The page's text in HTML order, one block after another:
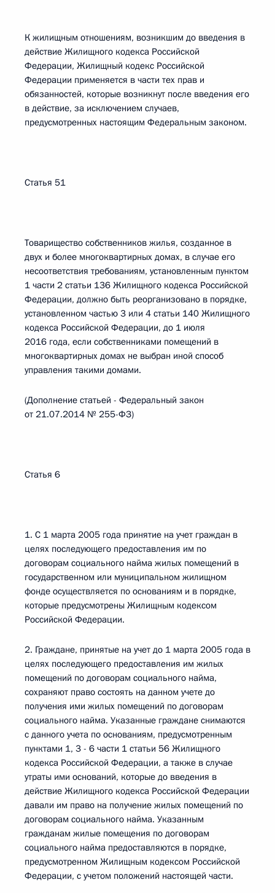
К жилищным отношениям, возникшим до введения в
действие Жилищного кодекса Российской
Федерации, Жилищный кодекс Российской
Федерации применяется в части тех прав и
обязанностей, которые возникнут после введения его
в действие, за исключением случаев,
предусмотренных настоящим Федеральным законом.
Статья 51
Товарищество собственников жилья, созданное в
двух и более многоквартирных домах, в случае его
несоответствия требованиям, установленным пунктом
1 части 2 статьи 136 Жилищного кодекса Российской
Федерации, должно быть реорганизовано в порядке,
установленном частью 3 или 4 статьи 140 Жилищного
кодекса Российской Федерации, до 1 июля
2016 года, если собственниками помещений в
многоквартирных домах не выбран иной способ
управления такими домами.
(Дополнение статьей - Федеральный закон
от 21.07.2014 № 255-ФЗ)
Статья 6
1. С 1 марта 2005 года принятие на учет граждан в
целях последующего предоставления им по
договорам социального найма жилых помещений в
государственном или муниципальном жилищном
фонде осуществляется по основаниям и в порядке,
которые предусмотрены Жилищным кодексом
Российской Федерации.
2. Граждане, принятые на учет до 1 марта 2005 года в
целях последующего предоставления им жилых
помещений по договорам социального найма,
сохраняют право состоять на данном учете до
получения ими жилых помещений по договорам
социального найма. Указанные граждане снимаются
с данного учета по основаниям, предусмотренным
пунктами 1, 3 - 6 части 1 статьи 56 Жилищного
кодекса Российской Федерации, а также в случае
утраты ими оснований, которые до введения в
действие Жилищного кодекса Российской Федерации
давали им право на получение жилых помещений по
договорам социального найма. Указанным
гражданам жилые помещения по договорам
социального найма предоставляются в порядке,
предусмотренном Жилищным кодексом Российской
Федерации, с учетом положений настоящей части.